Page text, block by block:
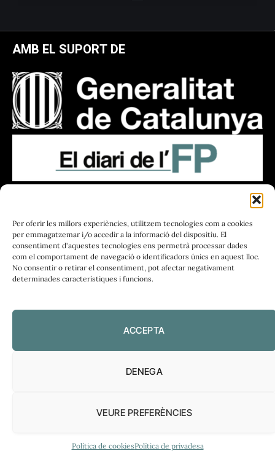
Per oferir les millors experiències, utilitzem tecnologies com a cookies
per emmagatzemar i/o accedir a la informació del dispositiu. El
consentiment d'aquestes tecnologies ens permetrà processar dades
com el comportament de navegació o identificadors únics en aquest lloc.
No consentir o retirar el consentiment, pot afectar negativament
determinades característiques i funcions.
ACCEPTA
DENEGA
VEURE PREFERÈNCIES
Política de cookiesPolítica de privadesa
AMB EL SUPORT DE
PERIODISME
PLIRAL
Política de privadesa|Política de cookies